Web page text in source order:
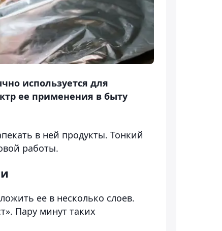
используется для
ее применения в быту
в ней продукты. Тонкий
работы.
ее в несколько слоев.
Пару минут таких